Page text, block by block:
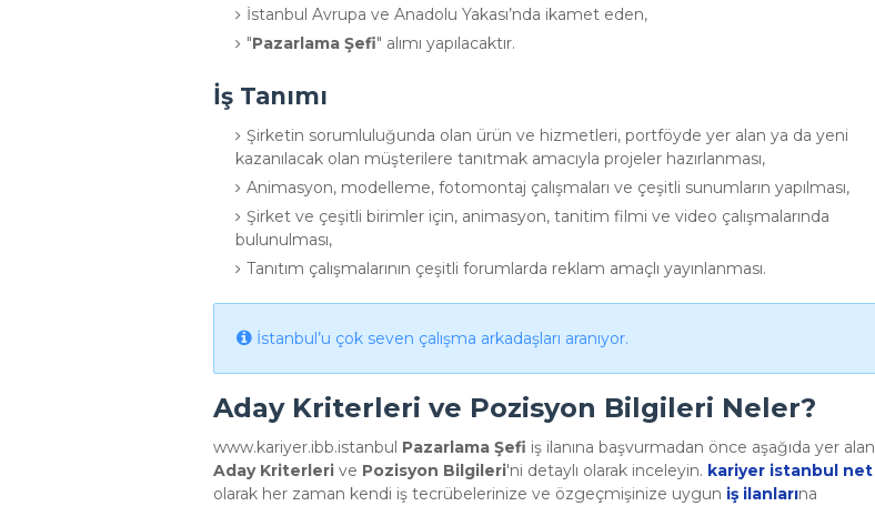
İstanbul Avrupa ve Anadolu Yakası’nda ikamet eden,
"Pazarlama Şefi" alımı yapılacaktır.
İş Tanımı
Şirketin sorumluluğunda olan ürün ve hizmetleri, portföyde yer alan ya da yeni
kazanılacak olan müşterilere tanıtmak amacıyla projeler hazırlanması,
Animasyon, modelleme, fotomontaj çalışmaları ve çeşitli sunumların yapılması,
Şirket ve çeşitli birimler için, animasyon, tanitim filmi ve video çalışmalarında
bulunulması,
Tanıtım çalışmalarının çeşitli forumlarda reklam amaçlı yayınlanması.
İstanbul’u çok seven çalışma arkadaşları aranıyor.
Aday Kriterleri ve Pozisyon Bilgileri Neler?
www.kariyer.ibb.istanbul Pazarlama Şefi iş ilanına başvurmadan önce aşağıda yer alan
Aday Kriterleri ve Pozisyon Bilgileri'ni detaylı olarak inceleyin. kariyer istanbul net
olarak her zaman kendi iş tecrübelerinize ve özgeçmişinize uygun iş ilanlarına